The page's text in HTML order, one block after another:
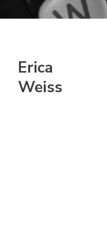
Erica
Weiss